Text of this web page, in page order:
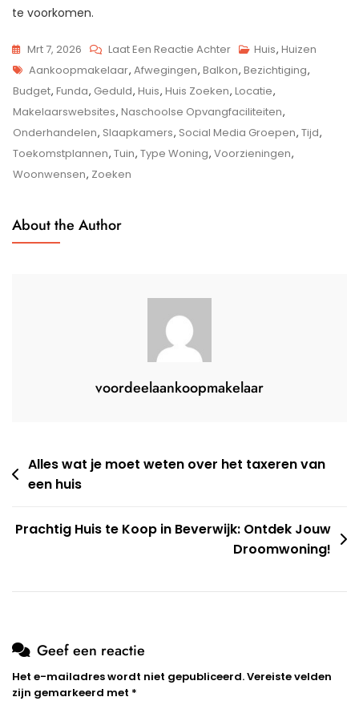
te voorkomen.
Mrt 7, 2026 Laat Een Reactie AchterOp
Tips
Voor
Het
Efficiënt
Zoeken
Huis, Huizen
Tags
Aankoopmakelaar, Afwegingen, Balkon, Bezichtiging,
Budget, Funda, Geduld, Huis, Huis Zoeken, Locatie,
Makelaarswebsites, Naschoolse Opvangfaciliteiten,
Onderhandelen, Slaapkamers, Social Media Groepen, Tijd,
Toekomstplannen, Tuin, Type Woning, Voorzieningen,
Woonwensen, Zoeken
About the Author
voordeelaankoopmakelaar
Berichtnavigatie
Alles wat je moet weten over het taxeren van
een huis
Prachtig Huis te Koop in Beverwijk: Ontdek Jouw
Droomwoning!
Geef een reactie
Het e-mailadres wordt niet gepubliceerd.Vereiste velden
zijn gemarkeerd met *